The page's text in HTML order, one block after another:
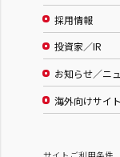
採用情報
投資家／IR
お知らせ／ニ
海外向けサイト